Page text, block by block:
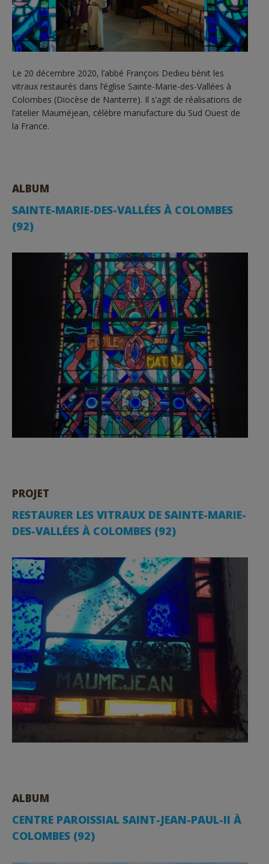
Le 20 décembre 2020, l’abbé François Dedieu bénit les
vitraux restaurés dans l’église Sainte-Marie-des-Vallées à
Colombes (Diocèse de Nanterre). Il s’agit de réalisations de
l’atelier Mauméjean, célèbre manufacture du Sud Ouest de
la France.
ALBUM
SAINTE-MARIE-DES-VALLÉES À COLOMBES
(92)
PROJET
RESTAURER LES VITRAUX DE SAINTE-MARIE-
DES-VALLÉES À COLOMBES (92)
ALBUM
CENTRE PAROISSIAL SAINT-JEAN-PAUL-II À
COLOMBES (92)